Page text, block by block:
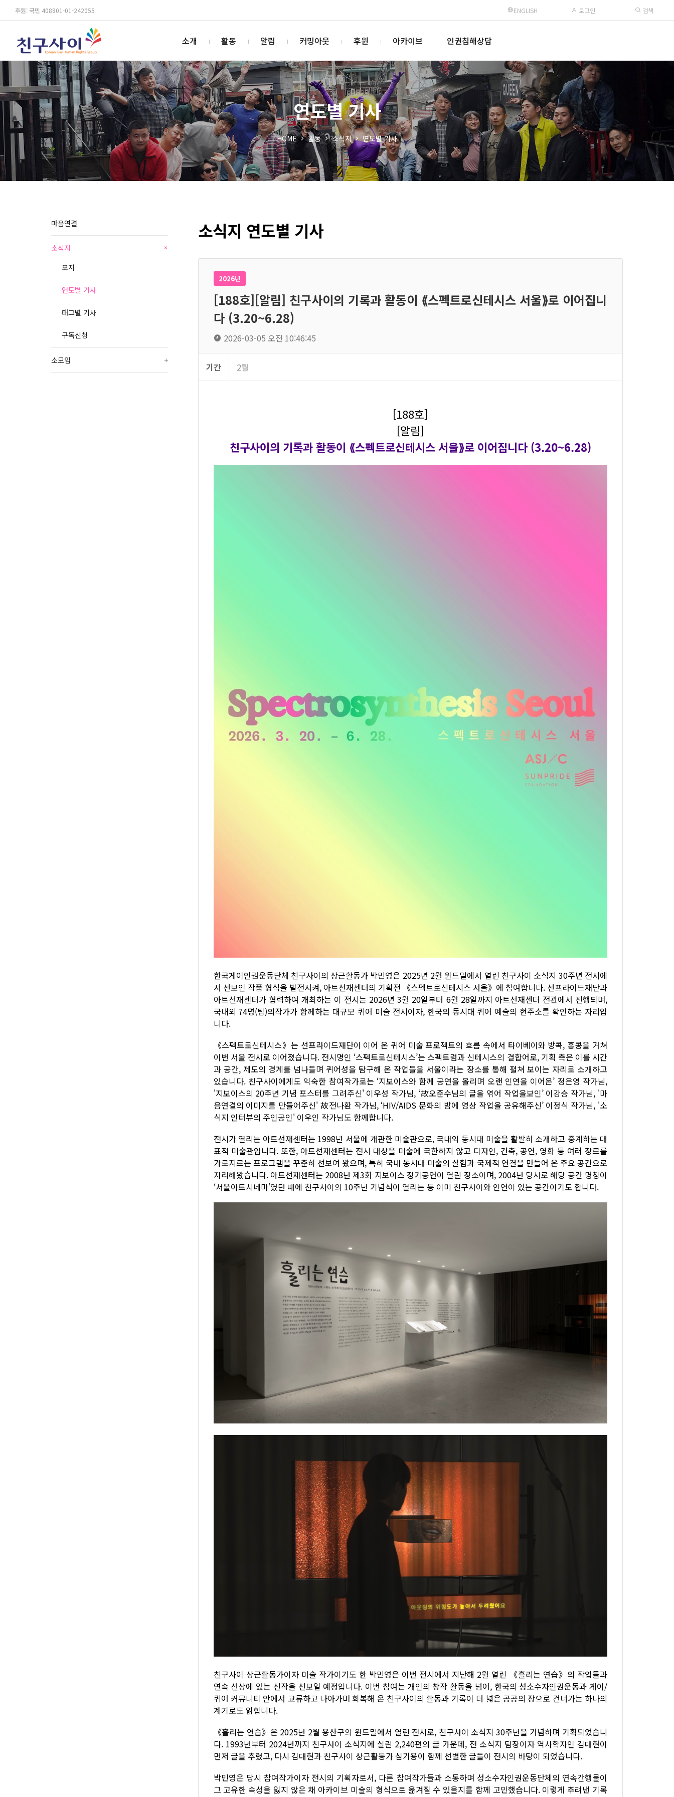
후원: 국민 408801-01-242055 ENGLISH 로그인 검색
소개 활동 알림 커밍아웃 후원 아카이브 인권침해상담
연도별 기사
HOME 활동 소식지 연도별 기사
마음연결
소식지 +
표지
연도별 기사
태그별 기사
구독신청
소모임 +
소식지 연도별 기사
2026년
[188호][알림] 친구사이의 기록과 활동이 ⟪스펙트로신테시스 서울⟫로 이어집니
다 (3.20~6.28)
2026-03-05 오전 10:46:45
기간 2월
[188호]
[알림]
친구사이의 기록과 활동이 ⟪스펙트로신테시스 서울⟫로 이어집니다 (3.20~6.28)
한국게이인권운동단체 친구사이의 상근활동가 박민영은 2025년 2월 윈드밀에서 열린 친구사이 소식지 30주년 전시에
서 선보인 작품 형식을 발전시켜, 아트선재센터의 기획전 《스펙트로신테시스 서울》에 참여합니다. 선프라이드재단과
아트선재센터가 협력하여 개최하는 이 전시는 2026년 3월 20일부터 6월 28일까지 아트선재센터 전관에서 진행되며,
국내외 74명(팀)의작가가 함께하는 대규모 퀴어 미술 전시이자, 한국의 동시대 퀴어 예술의 현주소를 확인하는 자리입
니다.
《스펙트로신테시스》는 선프라이드재단이 이어 온 퀴어 미술 프로젝트의 흐름 속에서 타이베이와 방콕, 홍콩을 거쳐
이번 서울 전시로 이어졌습니다. 전시명인 ‘스펙트로신테시스’는 스펙트럼과 신테시스의 결합어로, 기획 측은 이를 시간
과 공간, 제도의 경계를 넘나들며 퀴어성을 탐구해 온 작업들을 서울이라는 장소를 통해 펼쳐 보이는 자리로 소개하고
있습니다. 친구사이에게도 익숙한 참여작가로는 ‘지보이스와 함께 공연을 올리며 오랜 인연을 이어온’ 정은영 작가님,
'지보이스의 20주년 기념 포스터를 그려주신' 이우성 작가님, ‘故오준수님의 글을 엮어 작업을보인’ 이강승 작가님, '마
음연결의 이미지를 만들어주신' 故전나환 작가님, ‘HIV/AIDS 문화의 밤에 영상 작업을 공유해주신’ 이정식 작가님, '소
식지 인터뷰의 주인공인' 이우인 작가님도 함께합니다.
전시가 열리는 아트선재센터는 1998년 서울에 개관한 미술관으로, 국내외 동시대 미술을 활발히 소개하고 중계하는 대
표적 미술관입니다. 또한, 아트선재센터는 전시 대상을 미술에 국한하지 않고 디자인, 건축, 공연, 영화 등 여러 장르를
가로지르는 프로그램을 꾸준히 선보여 왔으며, 특히 국내 동시대 미술의 실험과 국제적 연결을 만들어 온 주요 공간으로
자리해왔습니다. 아트선재센터는 2008년 제3회 지보이스 정기공연이 열린 장소이며, 2004년 당시로 해당 공간 명칭이
‘서울아트시네마’였던 때에 친구사이의 10주년 기념식이 열리는 등 이미 친구사이와 인연이 있는 공간이기도 합니다.
친구사이 상근활동가이자 미술 작가이기도 한 박민영은 이번 전시에서 지난해 2월 열린 《흘리는 연습》의 작업들과
연속 선상에 있는 신작을 선보일 예정입니다. 이번 참여는 개인의 창작 활동을 넘어, 한국의 성소수자인권운동과 게이/
퀴어 커뮤니티 안에서 교류하고 나아가며 회복해 온 친구사이의 활동과 기록이 더 넓은 공공의 장으로 건너가는 하나의
계기로도 읽힙니다.
《흘리는 연습》은 2025년 2월 용산구의 윈드밀에서 열린 전시로, 친구사이 소식지 30주년을 기념하며 기획되었습니
다. 1993년부터 2024년까지 친구사이 소식지에 실린 2,240편의 글 가운데, 전 소식지 팀장이자 역사학자인 김대현이
먼저 글을 추렸고, 다시 김대현과 친구사이 상근활동가 심기용이 함께 선별한 글들이 전시의 바탕이 되었습니다.
박민영은 당시 참여작가이자 전시의 기획자로서, 다른 참여작가들과 소통하며 성소수자인권운동단체의 연속간행물이
그 고유한 속성을 잃지 않은 채 아카이브 미술의 형식으로 옮겨질 수 있을지를 함께 고민했습니다. 이렇게 추려낸 기록